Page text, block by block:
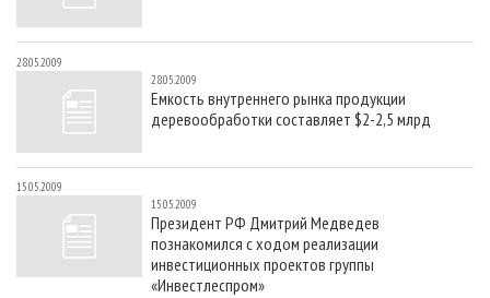
28.05.2009
28.05.2009
Емкость внутреннего рынка продукции
деревообработки составляет $2-2,5 млрд
15.05.2009
15.05.2009
Президент РФ Дмитрий Медведев
познакомился с ходом реализации
инвестиционных проектов группы
«Инвестлеспром»